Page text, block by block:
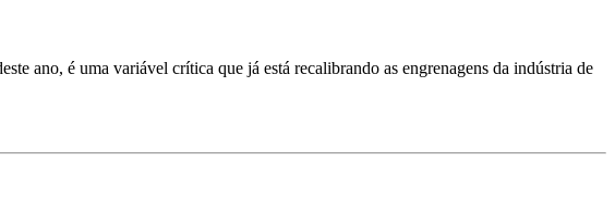
ano, é uma variável crítica que já está recalibrando as engrenagens da indústria de